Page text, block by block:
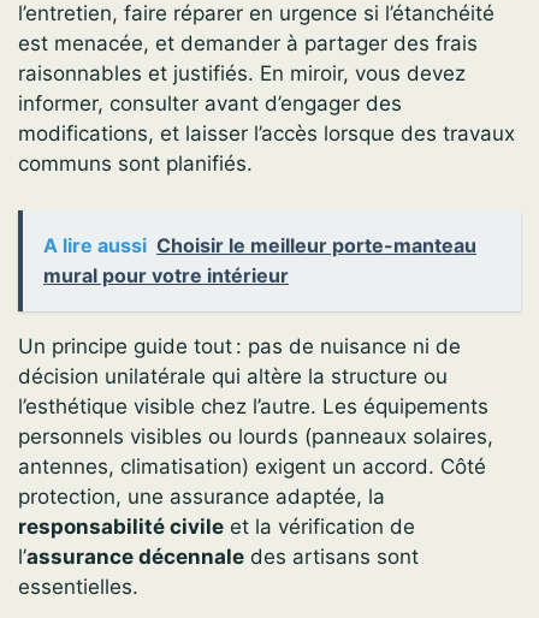
l’entretien, faire réparer en urgence si l’étanchéité
est menacée, et demander à partager des frais
raisonnables et justifiés. En miroir, vous devez
informer, consulter avant d’engager des
modifications, et laisser l’accès lorsque des travaux
communs sont planifiés.
A lire aussi Choisir le meilleur porte-manteau
mural pour votre intérieur
Un principe guide tout : pas de nuisance ni de
décision unilatérale qui altère la structure ou
l’esthétique visible chez l’autre. Les équipements
personnels visibles ou lourds (panneaux solaires,
antennes, climatisation) exigent un accord. Côté
protection, une assurance adaptée, la
responsabilité civile et la vérification de
l’assurance décennale des artisans sont
essentielles.